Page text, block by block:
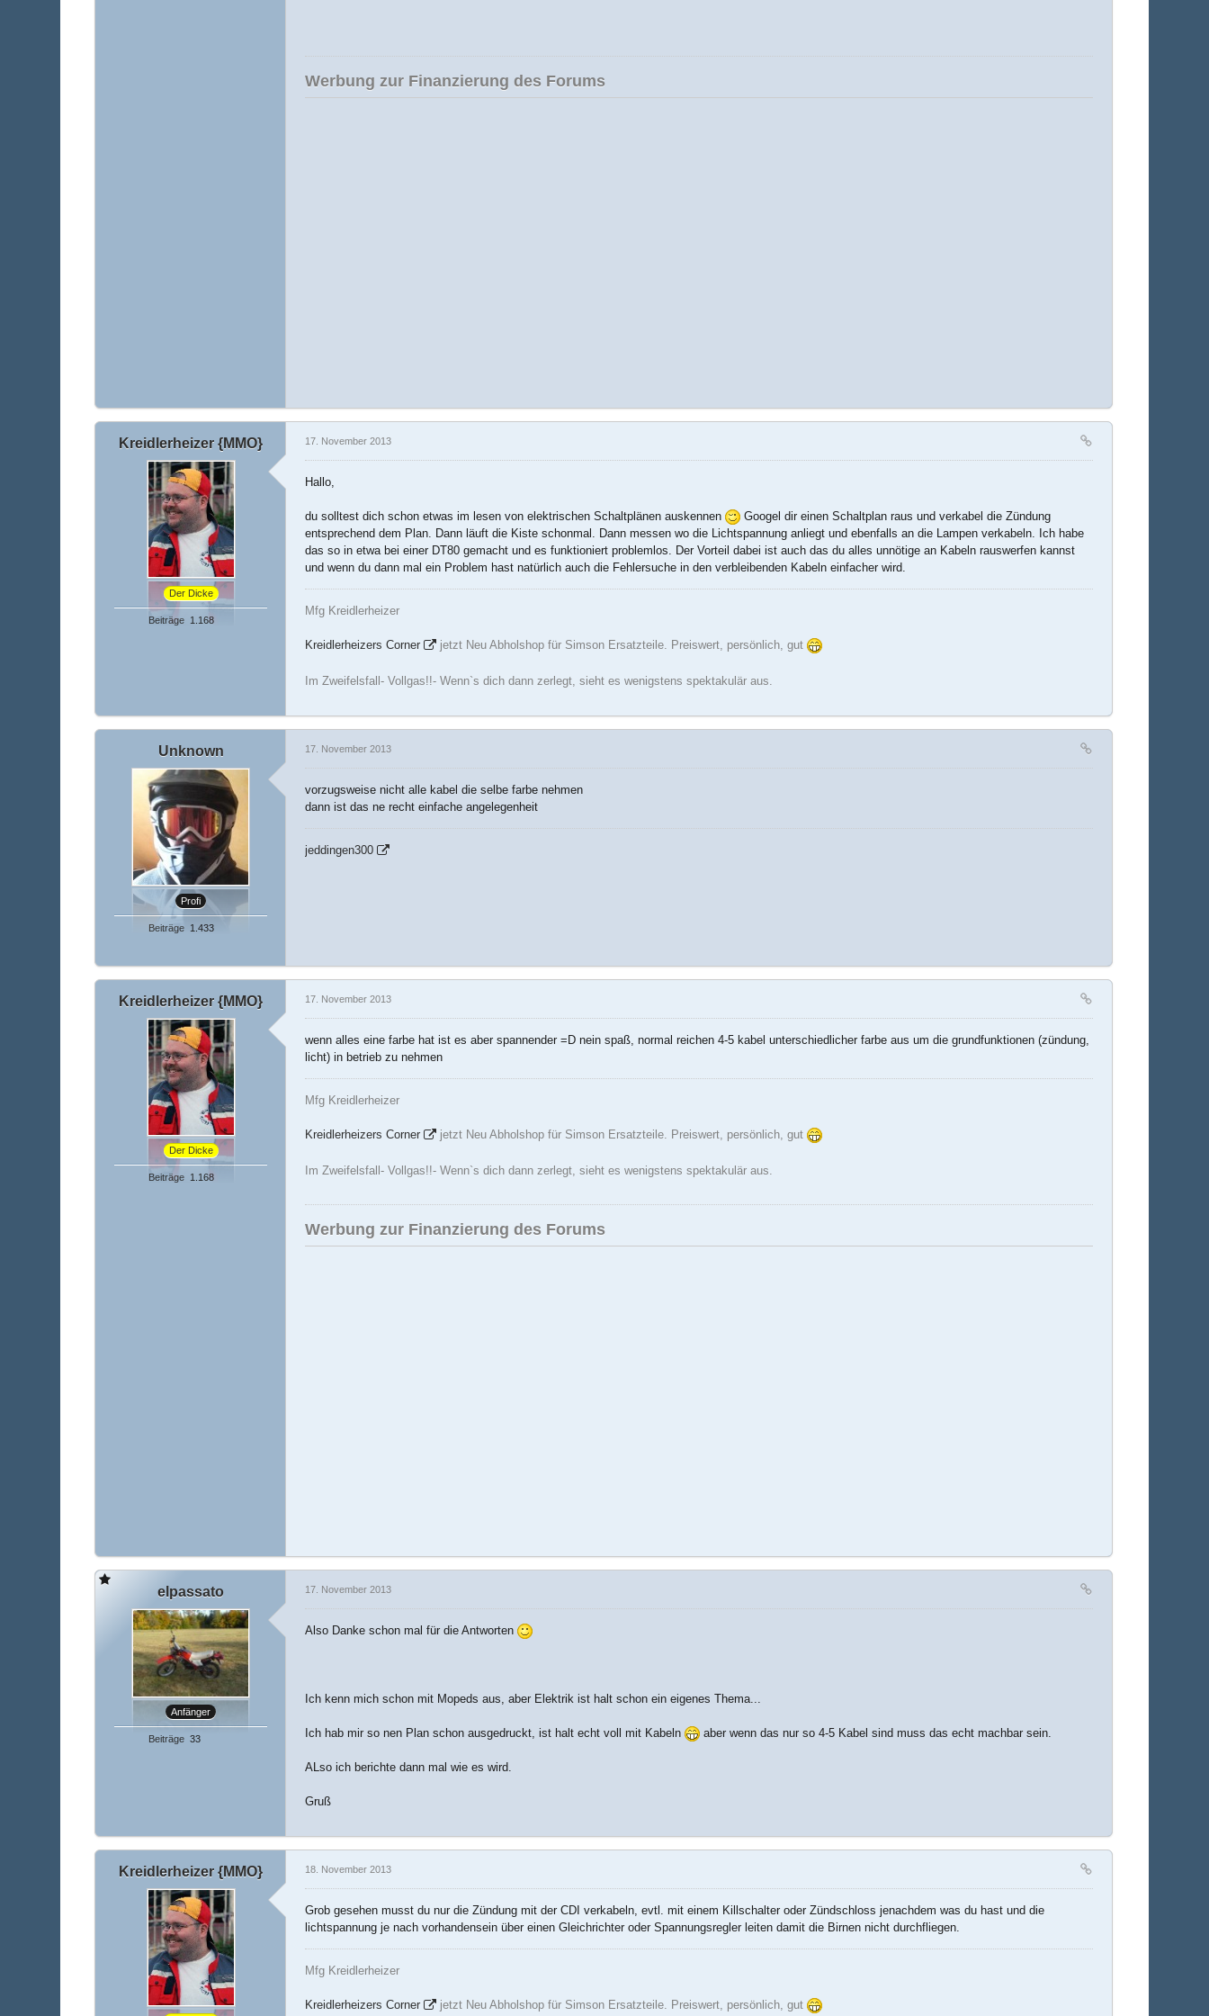
Werbung zur Finanzierung des Forums
Kreidlerheizer {MMO}
Der Dicke
Beiträge 1.168
17. November 2013
Hallo,
du solltest dich schon etwas im lesen von elektrischen Schaltplänen auskennen
Googel dir einen Schaltplan raus und verkabel die Zündung
entsprechend dem Plan. Dann läuft die Kiste schonmal. Dann messen wo die Lichtspannung anliegt und ebenfalls an die Lampen verkabeln. Ich habe
das so in etwa bei einer DT80 gemacht und es funktioniert problemlos. Der Vorteil dabei ist auch das du alles unnötige an Kabeln rauswerfen kannst
und wenn du dann mal ein Problem hast natürlich auch die Fehlersuche in den verbleibenden Kabeln einfacher wird.
Mfg Kreidlerheizer
Kreidlerheizers Corner jetzt Neu Abholshop für Simson Ersatzteile. Preiswert, persönlich, gut
Im Zweifelsfall- Vollgas!!- Wenn`s dich dann zerlegt, sieht es wenigstens spektakulär aus.
Unknown
Profi
Beiträge 1.433
17. November 2013
vorzugsweise nicht alle kabel die selbe farbe nehmen
dann ist das ne recht einfache angelegenheit
jeddingen300
Kreidlerheizer {MMO}
Der Dicke
Beiträge 1.168
17. November 2013
wenn alles eine farbe hat ist es aber spannender =D nein spaß, normal reichen 4-5 kabel unterschiedlicher farbe aus um die grundfunktionen (zündung,
licht) in betrieb zu nehmen
Mfg Kreidlerheizer
Kreidlerheizers Corner jetzt Neu Abholshop für Simson Ersatzteile. Preiswert, persönlich, gut
Im Zweifelsfall- Vollgas!!- Wenn`s dich dann zerlegt, sieht es wenigstens spektakulär aus.
Werbung zur Finanzierung des Forums
elpassato
Anfänger
Beiträge 33
17. November 2013
Also Danke schon mal für die Antworten
Ich kenn mich schon mit Mopeds aus, aber Elektrik ist halt schon ein eigenes Thema...
Ich hab mir so nen Plan schon ausgedruckt, ist halt echt voll mit Kabeln aber wenn das nur so 4-5 Kabel sind muss das echt machbar sein.
ALso ich berichte dann mal wie es wird.
Gruß
Kreidlerheizer {MMO} 18. November 2013
Grob gesehen musst du nur die Zündung mit der CDI verkabeln, evtl. mit einem Killschalter oder Zündschloss jenachdem was du hast und die
lichtspannung je nach vorhandensein über einen Gleichrichter oder Spannungsregler leiten damit die Birnen nicht durchfliegen.
Mfg Kreidlerheizer
Kreidlerheizers Corner jetzt Neu Abholshop für Simson Ersatzteile. Preiswert, persönlich, gut